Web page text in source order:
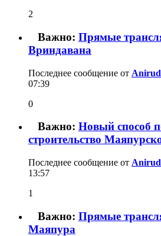
2
Важно: Прямые
Вриндавана
Последнее сообщение от
07:39
0
Важно: Новый способ
строительство
Последнее сообщение от
13:57
1
Важно: Прямые
Маяпура